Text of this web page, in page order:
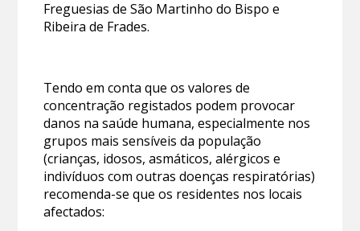
Freguesias de São Martinho do Bispo e
Ribeira de Frades.
Tendo em conta que os valores de
concentração registados podem provocar
danos na saúde humana, especialmente nos
grupos mais sensíveis da população
(crianças, idosos, asmáticos, alérgicos e
indivíduos com outras doenças respiratórias)
recomenda-se que os residentes nos locais
afectados: